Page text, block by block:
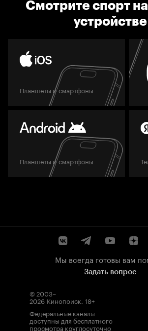
Смотрите спорт
устройстве
Планшеты и смартфоны
Планшеты и смартфоны
Мы всегда готовы вам
Задать вопрос
© 2003–
2026 Кинопоиск. 18+
Федеральные каналы
доступны для бесплатного
просмотра круглосуточно